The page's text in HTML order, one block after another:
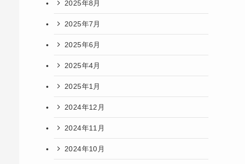
2025年8月
2025年7月
2025年6月
2025年4月
2025年1月
2024年12月
2024年11月
2024年10月